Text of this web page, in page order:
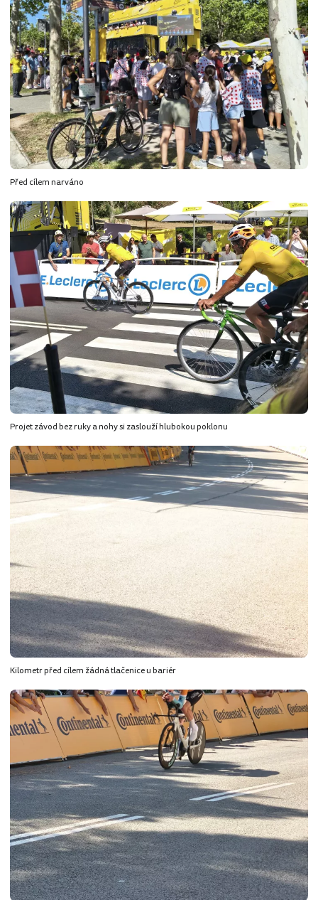
Před cílem narváno
Projet závod bez ruky a nohy si zaslouží hlubokou poklonu
Kilometr před cílem žádná tlačenice u bariér